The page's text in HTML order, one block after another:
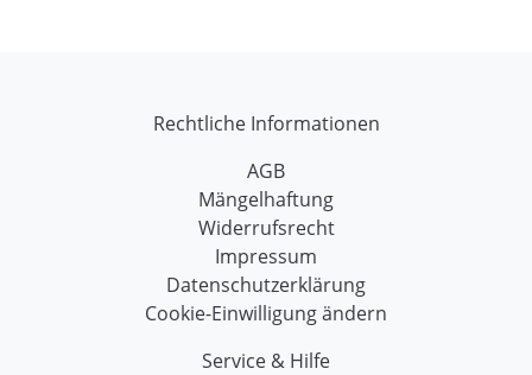
Rechtliche Informationen
AGB
Mängelhaftung
Widerrufsrecht
Impressum
Datenschutzerklärung
Cookie-Einwilligung ändern
Service & Hilfe